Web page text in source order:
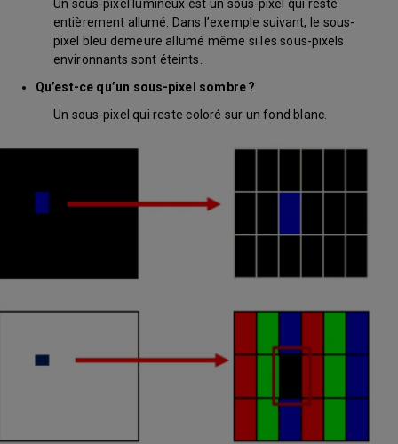
Un sous-pixel lumineux est un sous-pixel qui reste
entièrement allumé. Dans l’exemple suivant, le sous-
pixel bleu demeure allumé même si les sous-pixels
environnants sont éteints.
Qu’est-ce qu’un sous-pixel sombre ?
Un sous-pixel qui reste coloré sur un fond blanc.